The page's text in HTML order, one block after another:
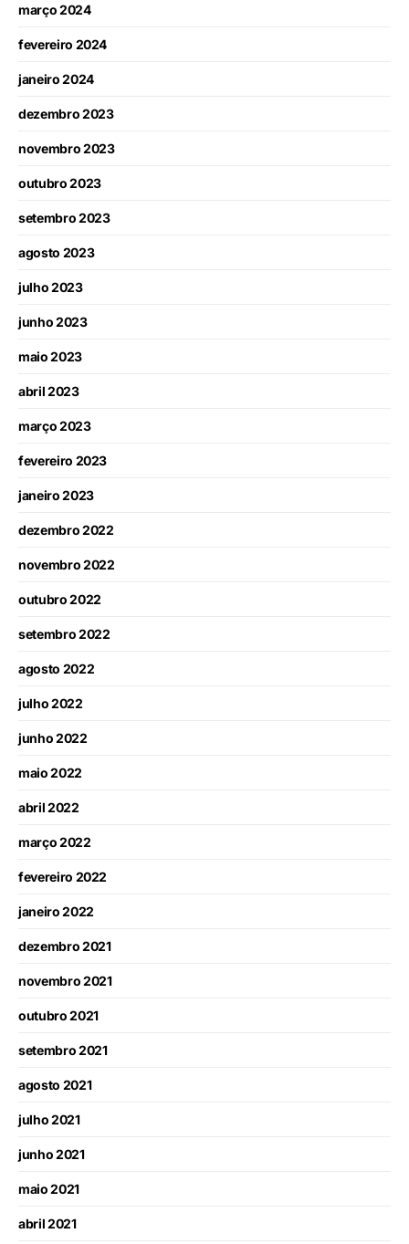
março 2024
fevereiro 2024
janeiro 2024
dezembro 2023
novembro 2023
outubro 2023
setembro 2023
agosto 2023
julho 2023
junho 2023
maio 2023
abril 2023
março 2023
fevereiro 2023
janeiro 2023
dezembro 2022
novembro 2022
outubro 2022
setembro 2022
agosto 2022
julho 2022
junho 2022
maio 2022
abril 2022
março 2022
fevereiro 2022
janeiro 2022
dezembro 2021
novembro 2021
outubro 2021
setembro 2021
agosto 2021
julho 2021
junho 2021
maio 2021
abril 2021